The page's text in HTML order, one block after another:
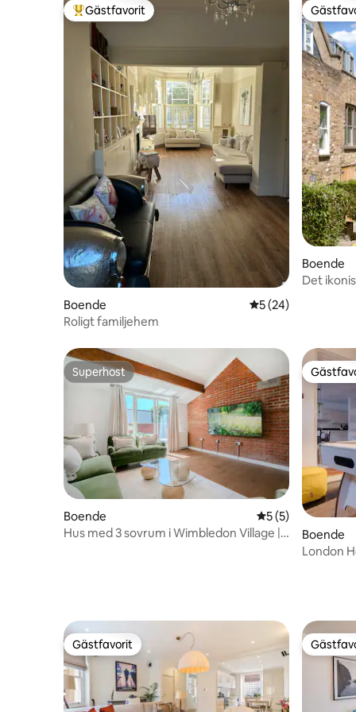
Populär gästfavorit
Gästfavorit
Boende 5 av 5 i
5 (24)
Roligt familjehem
Boende
Det
Superhost
Superhost
Boende 5 av 5 i
5 (5)
Hus med 3 sovrum i Wimbledon Village |
Boende
London
Gästfavorit
Gästfavorit